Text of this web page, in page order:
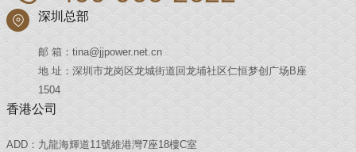
深圳总部
邮 箱：tina@jjpower.net.cn
地 址：深圳市龙岗区龙城街道回龙埔社区仁恒梦创广场B座
1504
香港公司
ADD：九龍海輝道11號維港灣7座18樓C室